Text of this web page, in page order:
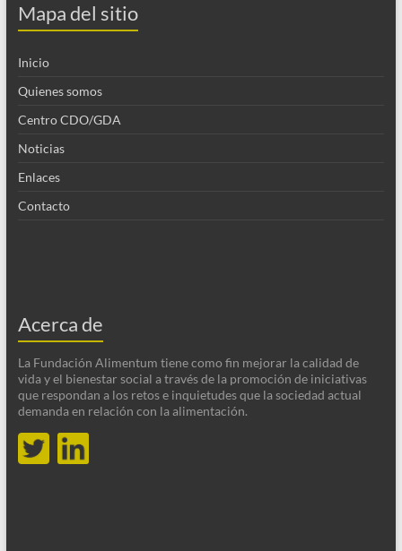
Mapa del sitio
Inicio
Quienes somos
Centro CDO/GDA
Noticias
Enlaces
Contacto
Acerca de
La Fundación Alimentum tiene como fin mejorar la calidad de
vida y el bienestar social a través de la promoción de iniciativas
que respondan a los retos e inquietudes que la sociedad actual
demanda en relación con la alimentación.